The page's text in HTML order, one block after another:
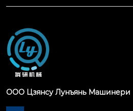
ООО Цзянсу Лунъянь Машинери